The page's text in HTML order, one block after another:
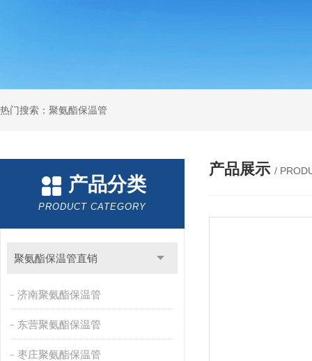
热门搜索：聚氨酯保温管
产品分类
PRODUCT CATEGORY
聚氨酯保温管直销
济南聚氨酯保温管
东营聚氨酯保温管
枣庄聚氨酯保温管
产品展示 /